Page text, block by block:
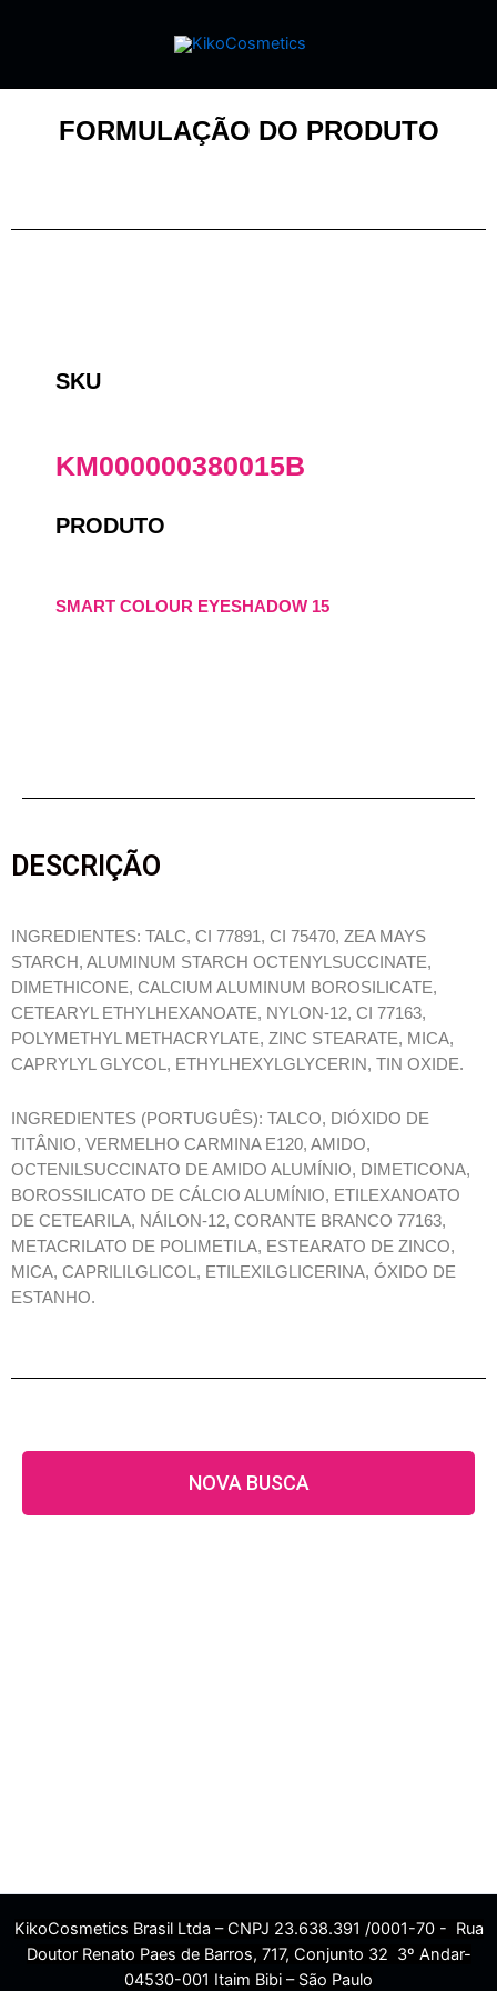
FORMULAÇÃO DO PRODUTO
SKU
KM000000380015B
PRODUTO
SMART COLOUR EYESHADOW 15
DESCRIÇÃO
INGREDIENTES: TALC, CI 77891, CI 75470, ZEA MAYS
STARCH, ALUMINUM STARCH OCTENYLSUCCINATE,
DIMETHICONE, CALCIUM ALUMINUM BOROSILICATE,
CETEARYL ETHYLHEXANOATE, NYLON-12, CI 77163,
POLYMETHYL METHACRYLATE, ZINC STEARATE, MICA,
CAPRYLYL GLYCOL, ETHYLHEXYLGLYCERIN, TIN OXIDE.
INGREDIENTES (PORTUGUÊS): TALCO, DIÓXIDO DE
TITÂNIO, VERMELHO CARMINA E120, AMIDO,
OCTENILSUCCINATO DE AMIDO ALUMÍNIO, DIMETICONA,
BOROSSILICATO DE CÁLCIO ALUMÍNIO, ETILEXANOATO
DE CETEARILA, NÁILON-12, CORANTE BRANCO 77163,
METACRILATO DE POLIMETILA, ESTEARATO DE ZINCO,
MICA, CAPRILILGLICOL, ETILEXILGLICERINA, ÓXIDO DE
ESTANHO.
NOVA BUSCA
KikoCosmetics Brasil Ltda – CNPJ 23.638.391 /0001-70 - Rua
Doutor Renato Paes de Barros, 717, Conjunto 32 3º Andar-
04530-001 Itaim Bibi – São Paulo